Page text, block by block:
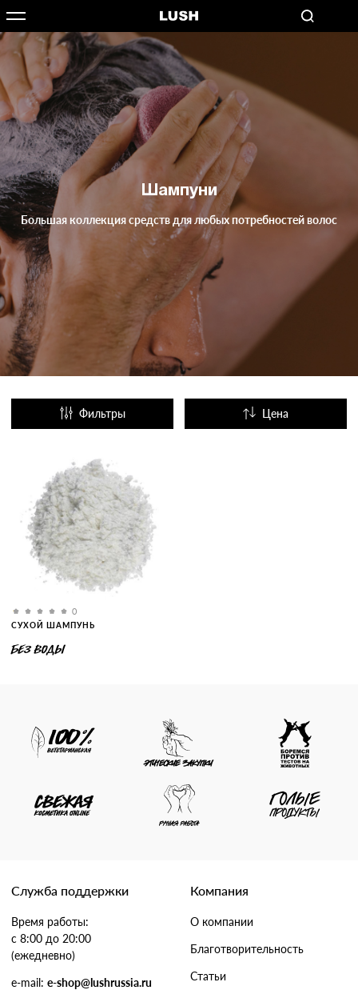
Шампуни
Большая коллекция средств для любых потребностей волос
Фильтры Цена
0
СУХОЙ ШАМПУНЬ
БЕЗ ВОДЫ
Служба поддержки
Время работы:
с 8:00 до 20:00
(ежедневно)
e-mail: e-shop@lushrussia.ru
Компания
О компании
Благотворительность
Статьи